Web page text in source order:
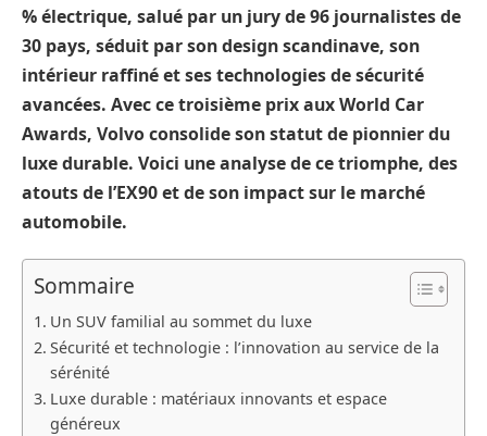
% électrique, salué par un jury de 96 journalistes de
30 pays, séduit par son design scandinave, son
intérieur raffiné et ses technologies de sécurité
avancées. Avec ce troisième prix aux World Car
Awards, Volvo consolide son statut de pionnier du
luxe durable. Voici une analyse de ce triomphe, des
atouts de l’EX90 et de son impact sur le marché
automobile.
Sommaire
Un SUV familial au sommet du luxe
Sécurité et technologie : l’innovation au service de la
sérénité
Luxe durable : matériaux innovants et espace
généreux